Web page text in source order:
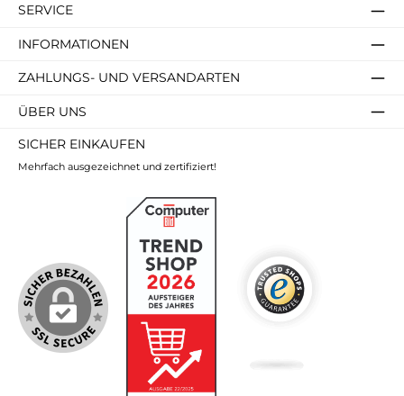
SERVICE
INFORMATIONEN
ZAHLUNGS- UND VERSANDARTEN
ÜBER UNS
SICHER EINKAUFEN
Mehrfach ausgezeichnet und zertifiziert!